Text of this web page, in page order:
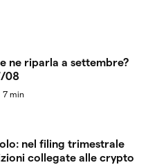
ne riparla a settembre?
08
7 min
nel filing trimestrale
collegate alle crypto